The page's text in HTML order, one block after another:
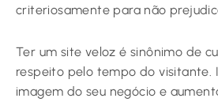
criteriosamente para não
Ter um site veloz é sinônimo de
respeito pelo tempo do visitante.
imagem do seu negócio e